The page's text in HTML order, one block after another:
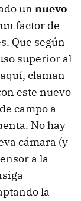
un nuevo
factor de
Que según
superior al
claman
este nuevo
campo a
No hay
cámara (y
a la
la